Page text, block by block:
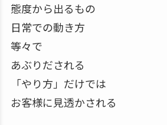
態度から出るもの
日常での動き方
等々で
あぶりだされる
「やり方」だけでは
お客様に見透かされる